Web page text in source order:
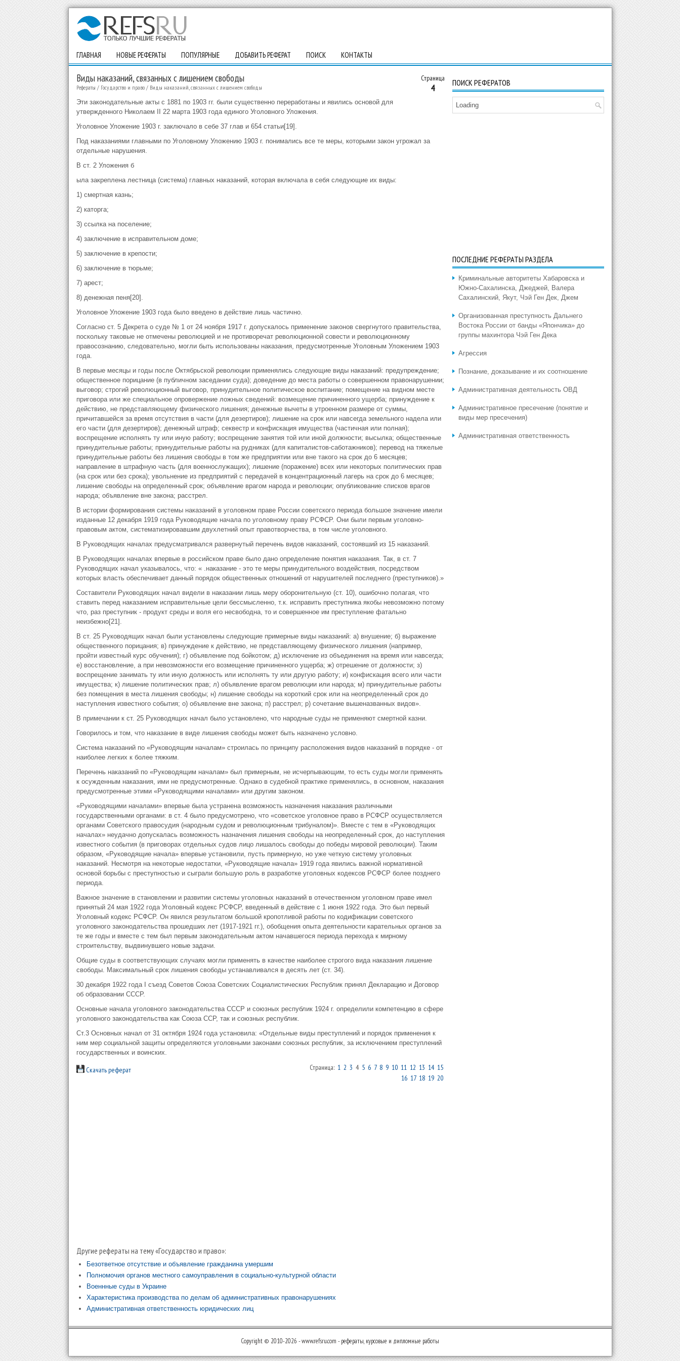
ГЛАВНАЯ НОВЫЕ РЕФЕРАТЫ ПОПУЛЯРНЫЕ ДОБАВИТЬ РЕФЕРАТ ПОИСК КОНТАКТЫ
Страница
4
Виды наказаний, связанных с лишением свободы
Рефераты / Государство и право/ Виды наказаний, связанных с лишением свободы
Эти законодательные акты с 1881 по 1903 гг. были существенно переработаны и явились основой для
утвержденного Николаем II 22 марта 1903 года единого Уголовного Уложения.
Уголовное Уложение 1903 г. заключало в себе 37 глав и 654 статьи[19].
Под наказаниями главными по Уголовному Уложению 1903 г. понимались все те меры, которыми закон угрожал за
отдельные нарушения.
В ст. 2 Уложения б
ыла закреплена лестница (система) главных наказаний, которая включала в себя следующие их виды:
1) смертная казнь;
2) каторга;
3) ссылка на поселение;
4) заключение в исправительном доме;
5) заключение в крепости;
6) заключение в тюрьме;
7) арест;
8) денежная пеня[20].
Уголовное Уложение 1903 года было введено в действие лишь частично.
Согласно ст. 5 Декрета о суде № 1 от 24 ноября 1917 г. допускалось применение законов свергнутого правительства,
поскольку таковые не отмечены революцией и не противоречат революционной совести и революционному
правосознанию, следовательно, могли быть использованы наказания, предусмотренные Уголовным Уложением 1903
года.
В первые месяцы и годы после Октябрьской революции применялись следующие виды наказаний: предупреждение;
общественное порицание (в публичном заседании суда); доведение до места работы о совершенном правонарушении;
выговор; строгий революционный выговор, принудительное политическое воспитание; помещение на видном месте
приговора или же специальное опровержение ложных сведений: возмещение причиненного ущерба; принуждение к
действию, не представляющему физического лишения; денежные вычеты в утроенном размере от суммы,
причитавшейся за время отсутствия в части (для дезертиров); лишение на срок или навсегда земельного надела или
его части (для дезертиров); денежный штраф; секвестр и конфискация имущества (частичная или полная);
воспрещение исполнять ту или иную работу; воспрещение занятия той или иной должности; высылка; общественные
принудительные работы; принудительные работы на рудниках (для капиталистов-саботажников); перевод на тяжелые
принудительные работы без лишения свободы в том же предприятии или вне такого на срок до 6 месяцев;
направление в штрафную часть (для военнослужащих); лишение (поражение) всех или некоторых политических прав
(на срок или без срока); увольнение из предприятий с передачей в концентрационный лагерь на срок до 6 месяцев;
лишение свободы на определенный срок; объявление врагом народа и революции; опубликование списков врагов
народа; объявление вне закона; расстрел.
В истории формирования системы наказаний в уголовном праве России советского периода большое значение имели
изданные 12 декабря 1919 года Руководящие начала по уголовному праву РСФСР. Они были первым уголовно-
правовым актом, систематизировавшим двухлетний опыт правотворчества, в том числе уголовного.
В Руководящих началах предусматривался развернутый перечень видов наказаний, состоявший из 15 наказаний.
В Руководящих началах впервые в российском праве было дано определение понятия наказания. Так, в ст. 7
Руководящих начал указывалось, что: « .наказание - это те меры принудительного воздействия, посредством
которых власть обеспечивает данный порядок общественных отношений от нарушителей последнего (преступников).»
Составители Руководящих начал видели в наказании лишь меру оборонительную (ст. 10), ошибочно полагая, что
ставить перед наказанием исправительные цели бессмысленно, т.к. исправить преступника якобы невозможно потому
что, раз преступник - продукт среды и воля его несвободна, то и совершенное им преступление фатально
неизбежно[21].
В ст. 25 Руководящих начал были установлены следующие примерные виды наказаний: а) внушение; б) выражение
общественного порицания; в) принуждение к действию, не представляющему физического лишения (например,
пройти известный курс обучения); г) объявление под бойкотом; д) исключение из объединения на время или навсегда;
е) восстановление, а при невозможности его возмещение причиненного ущерба; ж) отрешение от должности; з)
воспрещение занимать ту или иную должность или исполнять ту или другую работу; и) конфискация всего или части
имущества; к) лишение политических прав; л) объявление врагом революции или народа; м) принудительные работы
без помещения в места лишения свободы; н) лишение свободы на короткий срок или на неопределенный срок до
наступления известного события; о) объявление вне закона; п) расстрел; р) сочетание вышеназванных видов».
В примечании к ст. 25 Руководящих начал было установлено, что народные суды не применяют смертной казни.
Говорилось и том, что наказание в виде лишения свободы может быть назначено условно.
Система наказаний по «Руководящим началам» строилась по принципу расположения видов наказаний в порядке - от
наиболее легких к более тяжким.
Перечень наказаний по «Руководящим началам» был примерным, не исчерпывающим, то есть суды могли применять
к осужденным наказания, ими не предусмотренные. Однако в судебной практике применялись, в основном, наказания
предусмотренные этими «Руководящими началами» или другим законом.
«Руководящими началами» впервые была устранена возможность назначения наказания различными
государственными органами: в ст. 4 было предусмотрено, что «советское уголовное право в РСФСР осуществляется
органами Советского правосудия (народным судом и революционным трибуналом)». Вместе с тем в «Руководящих
началах» неудачно допускалась возможность назначения лишения свободы на неопределенный срок, до наступления
известного события (в приговорах отдельных судов лицо лишалось свободы до победы мировой революции). Таким
образом, «Руководящие начала» впервые установили, пусть примерную, но уже четкую систему уголовных
наказаний. Несмотря на некоторые недостатки, «Руководящие начала» 1919 года явились важной нормативной
основой борьбы с преступностью и сыграли большую роль в разработке уголовных кодексов РСФСР более позднего
периода.
Важное значение в становлении и развитии системы уголовных наказаний в отечественном уголовном праве имел
принятый 24 мая 1922 года Уголовный кодекс РСФСР, введенный в действие с 1 июня 1922 года. Это был первый
Уголовный кодекс РСФСР. Он явился результатом большой кропотливой работы по кодификации советского
уголовного законодательства прошедших лет (1917-1921 гг.), обобщения опыта деятельности карательных органов за
те же годы и вместе с тем был первым законодательным актом начавшегося периода перехода к мирному
строительству, выдвинувшего новые задачи.
Общие суды в соответствующих случаях могли применять в качестве наиболее строгого вида наказания лишение
свободы. Максимальный срок лишения свободы устанавливался в десять лет (ст. 34).
30 декабря 1922 года I съезд Советов Союза Советских Социалистических Республик принял Декларацию и Договор
об образовании СССР.
Основные начала уголовного законодательства СССР и союзных республик 1924 г. определили компетенцию в сфере
уголовного законодательства как Союза ССР, так и союзных республик.
Ст.3 Основных начал от 31 октября 1924 года установила: «Отдельные виды преступлений и порядок применения к
ним мер социальной защиты определяются уголовными законами союзных республик, за исключением преступлений
государственных и воинских.
Скачать реферат Страница: 1 2 3 4 5 6 7 8 9 10 11 12 13 14 15
16 17 18 19 20
Другие рефераты на тему «Государство и право»:
Безответное отсутствие и объявление гражданина умершим
Полномочия органов местного самоуправления в социально-культурной области
Военнные суды в Украине
Характеристика производства по делам об административных правонарушениях
Административная ответственность юридических лиц
ПОИСК РЕФЕРАТОВ
Loading
ПОСЛЕДНИЕ РЕФЕРАТЫ РАЗДЕЛА
Криминальные авторитеты Хабаровска и
Южно-Сахалинска, Джеджей, Валера
Сахалинский, Якут, Чэй Ген Дек, Джем
Организованная преступность Дальнего
Востока России от банды «Япончика» до
группы махинтора Чэй Ген Дека
Агрессия
Познание, доказывание и их соотношение
Административная деятельность ОВД
Административное пресечение (понятие и
виды мер пресечения)
Административная ответственность
Copyright © 2010-2026 - www.refsru.com - рефераты, курсовые и дипломные работы